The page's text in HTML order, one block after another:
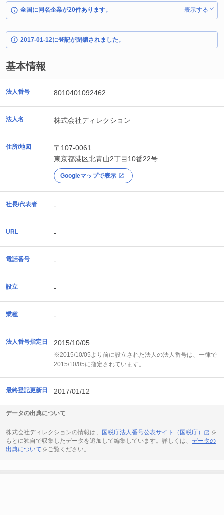
全国に同名企業が20件あります。 表示する
2017-01-12に登記が閉鎖されました。
基本情報
法人番号 8010401092462
法人名 株式会社ディレクション
住所/地図
〒107-0061
東京都港区北青山2丁目10番22号
Googleマップで表示
社長/代表者 -
URL -
電話番号 -
設立 -
業種 -
法人番号指定日 2015/10/05
※2015/10/05より前に設立された法人の法人番号は、一律で
2015/10/05に指定されています。
最終登記更新日 2017/01/12
データの出典について
株式会社ディレクションの情報は、 国税庁法人番号公表サイト（国税庁）
を
もとに独自で収集したデータを追加して編集しています。詳しくは、 データの
出典についてをご覧ください。